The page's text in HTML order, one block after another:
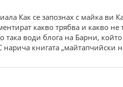
Как се запознах с майка
какво трябва и какво
така води блога на Барни,
нарича книгата „майтапчийски